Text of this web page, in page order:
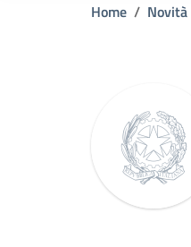
Home Novità